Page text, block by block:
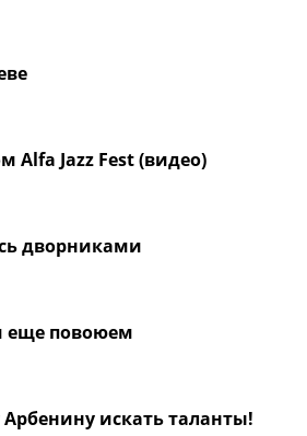
Alfa Jazz Fest (видео)
дворниками
еще повоюем
искать таланты!